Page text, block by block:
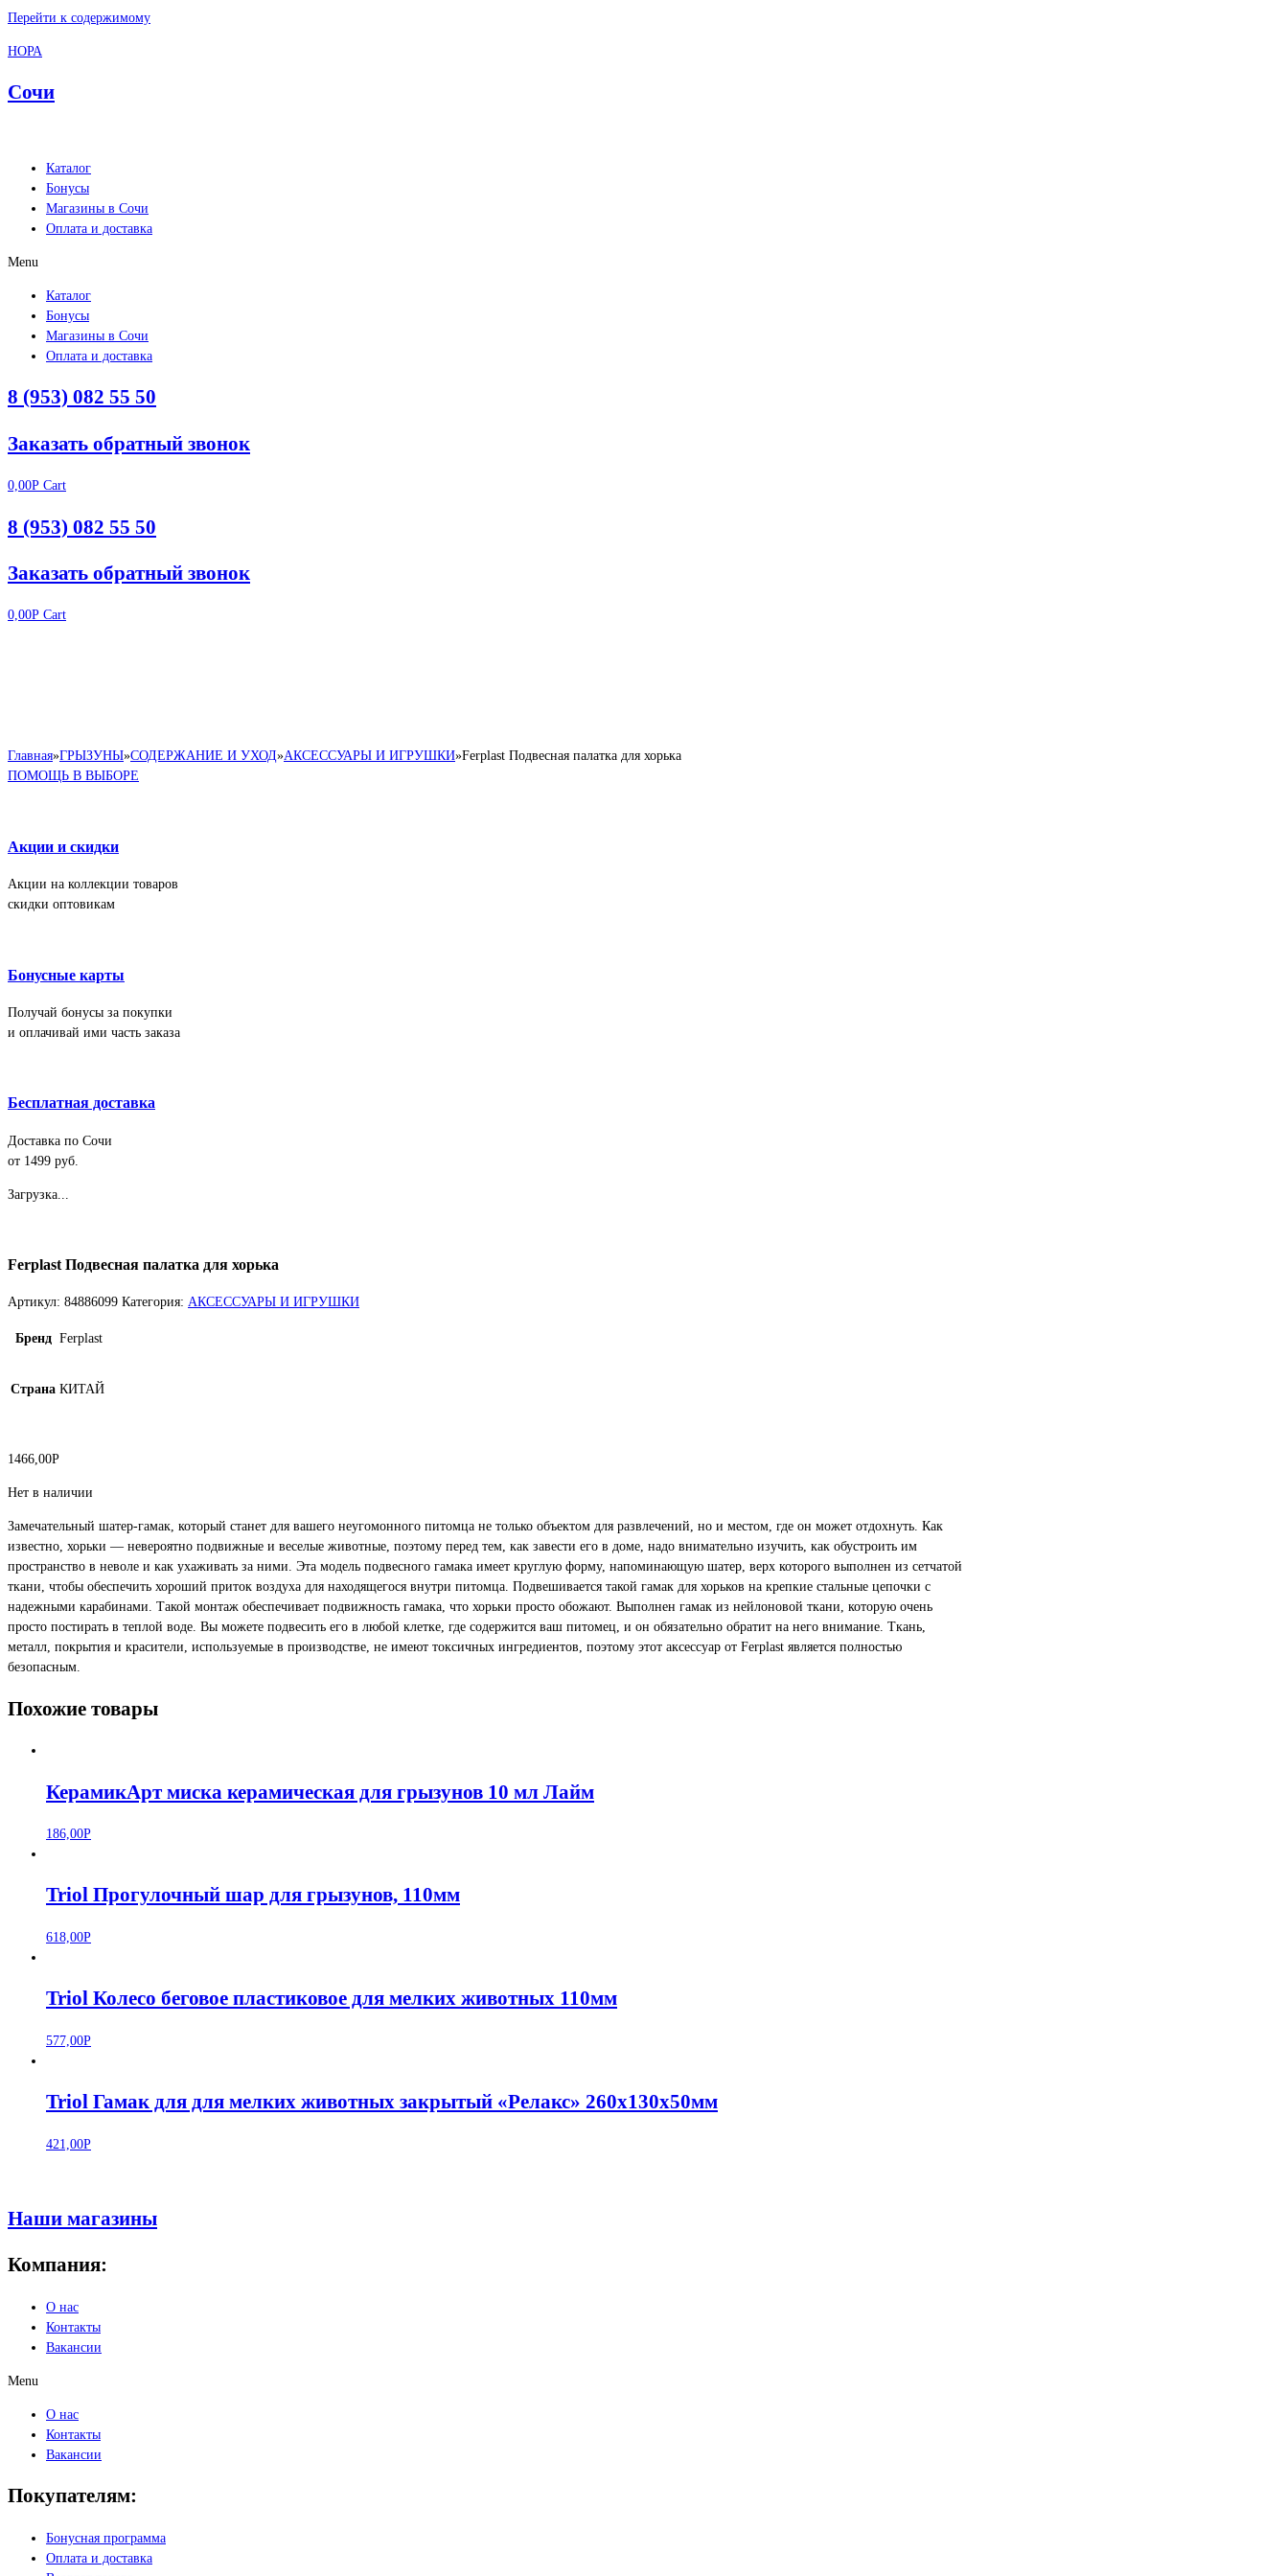
Перейти к содержимому
НОРА
Сочи
Каталог
Бонусы
Магазины в Сочи
Оплата и доставка
Menu
Каталог
Бонусы
Магазины в Сочи
Оплата и доставка
8 (953) 082 55 50
Заказать обратный звонок
0,00Р Cart
8 (953) 082 55 50
Заказать обратный звонок
0,00Р Cart
Главная»ГРЫЗУНЫ»СОДЕРЖАНИЕ И УХОД»АКСЕССУАРЫ И ИГРУШКИ»Ferplast Подвесная палатка для хорька
ПОМОЩЬ В ВЫБОРЕ
Акции и скидки
Акции на коллекции товаров
скидки оптовикам
Бонусные карты
Получай бонусы за покупки
и оплачивай ими часть заказа
Бесплатная доставка
Доставка по Сочи
от 1499 руб.
Загрузка...
Ferplast Подвесная палатка для хорька
Артикул: 84886099 Категория: АКСЕССУАРЫ И ИГРУШКИ
Бренд Ferplast
Страна КИТАЙ
1466,00Р
Нет в наличии
Замечательный шатер-гамак, который станет для вашего неугомонного питомца не только объектом для развлечений, но и местом, где он может отдохнуть. Как
известно, хорьки — невероятно подвижные и веселые животные, поэтому перед тем, как завести его в доме, надо внимательно изучить, как обустроить им
пространство в неволе и как ухаживать за ними. Эта модель подвесного гамака имеет круглую форму, напоминающую шатер, верх которого выполнен из сетчатой
ткани, чтобы обеспечить хороший приток воздуха для находящегося внутри питомца. Подвешивается такой гамак для хорьков на крепкие стальные цепочки с
надежными карабинами. Такой монтаж обеспечивает подвижность гамака, что хорьки просто обожают. Выполнен гамак из нейлоновой ткани, которую очень
просто постирать в теплой воде. Вы можете подвесить его в любой клетке, где содержится ваш питомец, и он обязательно обратит на него внимание. Ткань,
металл, покрытия и красители, используемые в производстве, не имеют токсичных ингредиентов, поэтому этот аксессуар от Ferplast является полностью
безопасным.
Похожие товары
КерамикАрт миска керамическая для грызунов 10 мл Лайм
186,00Р
Triol Прогулочный шар для грызунов, 110мм
618,00Р
Triol Колесо беговое пластиковое для мелких животных 110мм
577,00Р
Triol Гамак для для мелких животных закрытый «Релакс» 260х130х50мм
421,00Р
Наши магазины
Компания:
О нас
Контакты
Вакансии
Menu
О нас
Контакты
Вакансии
Покупателям:
Бонусная программа
Оплата и доставка